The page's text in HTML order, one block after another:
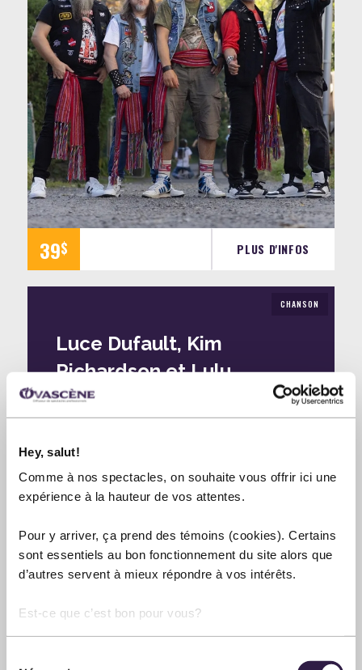
Hey, salut!
Comme à nos spectacles, on souhaite vous offrir ici une
expérience à la hauteur de vos attentes.
Pour y arriver, ça prend des témoins (cookies). Certains
sont essentiels au bon fonctionnement du site alors que
d’autres servent à mieux répondre à vos intérêts.
Est-ce que c’est bon pour vous?
39$ PLUS D'INFOS
CHANSON
Luce Dufault, Kim
Richardson et Lulu
Hugues
5 septembre 2026
20:00